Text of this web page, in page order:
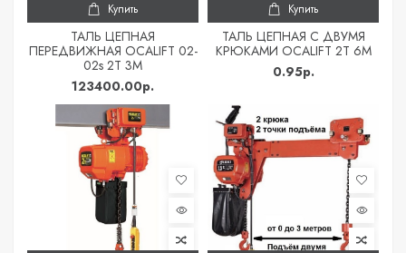
Купить
ТАЛЬ ЦЕПНАЯ
ПЕРЕДВИЖНАЯ OCALIFT 02-
02s 2Т 3М
123400.00р.
Купить
ТАЛЬ ЦЕПНАЯ С ДВУМЯ
КРЮКАМИ OCALIFT 2Т 6М
0.95р.